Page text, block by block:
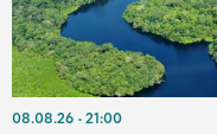
08.08.26 21:00